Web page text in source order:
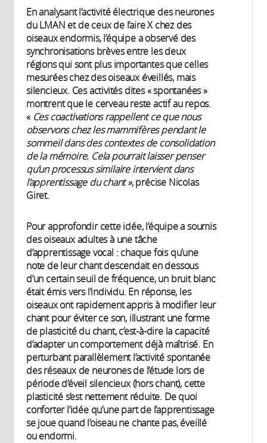
En analysant l’activité électrique des neurones
du LMAN et de ceux de l’aire X chez des
oiseaux endormis, l’équipe a observé des
synchronisations brèves entre les deux
régions qui sont plus importantes que celles
mesurées chez des oiseaux éveillés, mais
silencieux. Ces activités dites « spontanées »
montrent que le cerveau reste actif au repos.
« Ces coactivations rappellent ce que nous
observons chez les mammifères pendant le
sommeil dans des contextes de consolidation
de la mémoire. Cela pourrait laisser penser
qu’un processus similaire intervient dans
l’apprentissage du chant », précise Nicolas
Giret.
Pour approfondir cette idée, l’équipe a soumis
des oiseaux adultes à une tâche
d’apprentissage vocal : chaque fois qu’une
note de leur chant descendait en dessous
d’un certain seuil de fréquence, un bruit blanc
était émis vers l’individu. En réponse, les
oiseaux ont rapidement appris à modifier leur
chant pour éviter ce son, illustrant une forme
de plasticité du chant, c’est-à-dire la capacité
d’adapter un comportement déjà maîtrisé. En
perturbant parallèlement l’activité spontanée
des réseaux de neurones de l’étude lors de
période d’éveil silencieux (hors chant), cette
plasticité s’est nettement réduite. De quoi
conforter l’idée qu’une part de l’apprentissage
se joue quand l’oiseau ne chante pas, éveillé
ou endormi.